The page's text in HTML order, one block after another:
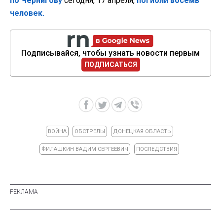
человек.
Подписывайся, чтобы узнать новости первым
ПОДПИСАТЬСЯ
ВОЙНА ОБСТРЕЛЫ ДОНЕЦКАЯ ОБЛАСТЬ
ФИЛАШКИН ВАДИМ СЕРГЕЕВИЧ ПОСЛЕДСТВИЯ